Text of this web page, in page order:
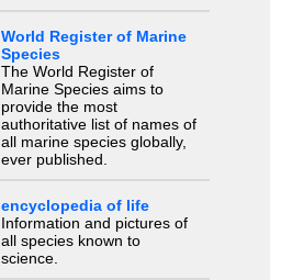
World Register of Marine
Species
The World Register of
Marine Species aims to
provide the most
authoritative list of names of
all marine species globally,
ever published.
encyclopedia of life
Information and pictures of
all species known to
science.